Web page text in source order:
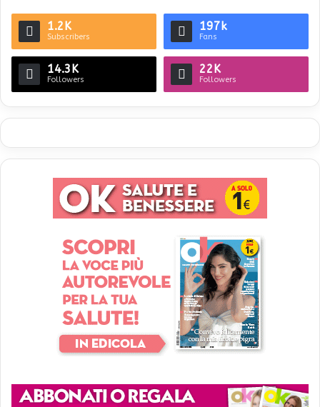
1.2K
Subscribers
197k
Fans
14.3K
Followers
22K
Followers